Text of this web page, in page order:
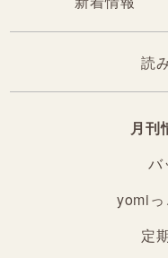
読
月刊
バ
yomiっ
定